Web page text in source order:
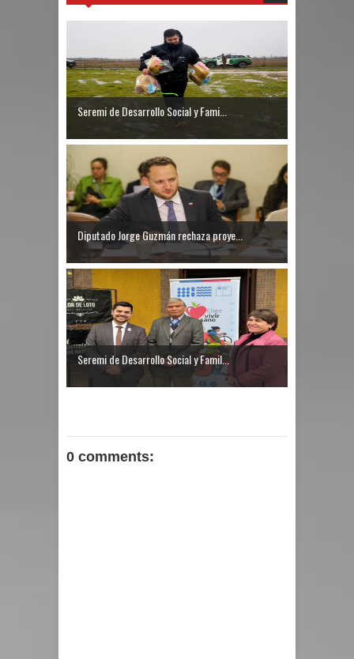
Seremi de Desarrollo Social y Fami...
Diputado Jorge Guzmán rechaza proye...
Seremi de Desarrollo Social y Famil...
0 comments: